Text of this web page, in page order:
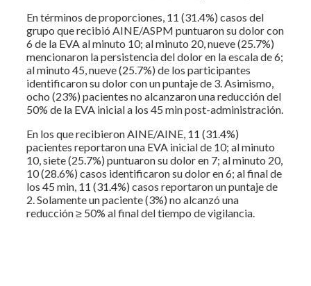
En términos de proporciones, 11 (31.4%) casos del
grupo que recibió AINE/ASPM puntuaron su dolor con
6 de la EVA al minuto 10; al minuto 20, nueve (25.7%)
mencionaron la persistencia del dolor en la escala de 6;
al minuto 45, nueve (25.7%) de los participantes
identificaron su dolor con un puntaje de 3. Asimismo,
ocho (23%) pacientes no alcanzaron una reducción del
50% de la EVA inicial a los 45 min post-administración.
En los que recibieron AINE/AINE, 11 (31.4%)
pacientes reportaron una EVA inicial de 10; al minuto
10, siete (25.7%) puntuaron su dolor en 7; al minuto 20,
10 (28.6%) casos identificaron su dolor en 6; al final de
los 45 min, 11 (31.4%) casos reportaron un puntaje de
2. Solamente un paciente (3%) no alcanzó una
reducción ≥ 50% al final del tiempo de vigilancia.